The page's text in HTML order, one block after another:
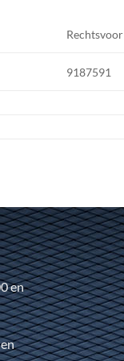
Rechtsvoor
9187591
en